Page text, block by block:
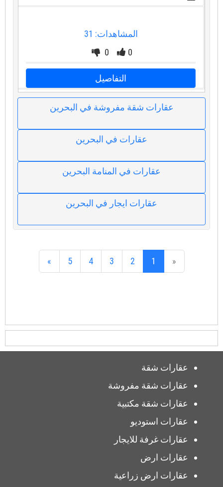
المشاهدات: 31
0
0
التفاصيل
عقارات شقة مفروشة في البحرين
عقارات في البحرين
عقارات في المنامة البحرين
عقارات ايجار في البحرين
«
1
2
3
4
5
»
عقارات شقة
عقارات شقة مفروشة
عقارات شقة مكتبية
عقارات استوديو
عقارات غرفة للايجار
عقارات ارض
عقارات ارض زراعية